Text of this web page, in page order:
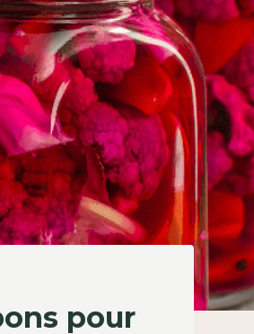
pour